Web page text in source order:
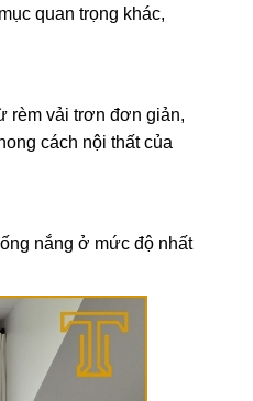
quan trọng khác,
rèm vải trơn đơn giản,
cách nội thất của
nắng ở mức độ nhất